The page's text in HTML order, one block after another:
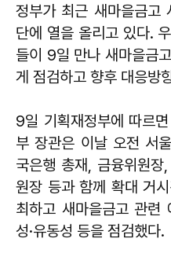
정부가 최근 새마을금고
단에 열을 올리고 있다.
들이 9일 만나 새마을금
게 점검하고 향후 대응방
9일 기획재정부에 따르
부 장관은 이날 오전 서
국은행 총재, 금융위원
원장 등과 함께 확대 거
최하고 새마을금고 관련
성·유동성 등을 점검했다.